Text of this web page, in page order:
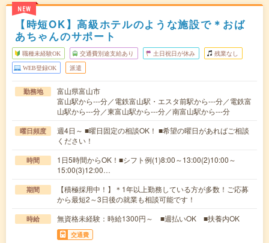
NEW
【時短OK】高級ホテルのような施設で＊おば
あちゃんのサポート
職種未経験OK 交通費別途支給あり 土日祝日が休み 残業なし
WEB登録OK 派遣
勤務地
富山県富山市
富山駅から---分／電鉄富山駅・エスタ前駅から---分／電鉄富
山駅から---分／東富山駅から---分／南富山駅から---分
曜日頻度
週4日～ ■曜日固定の相談OK！ ■希望の曜日があればご相談
ください！
時間
1日5時間からOK！■シフト例(1)8:00～13:00(2)10:00～
15:00(3)12:00…
期間
【積極採用中！】＊1年以上勤務している方が多数！ご応募
から最短2～3日後の就業も相談可能です！
時給 無資格未経験：時給1300円～ ■週払いOK ■扶養内OK
交通費